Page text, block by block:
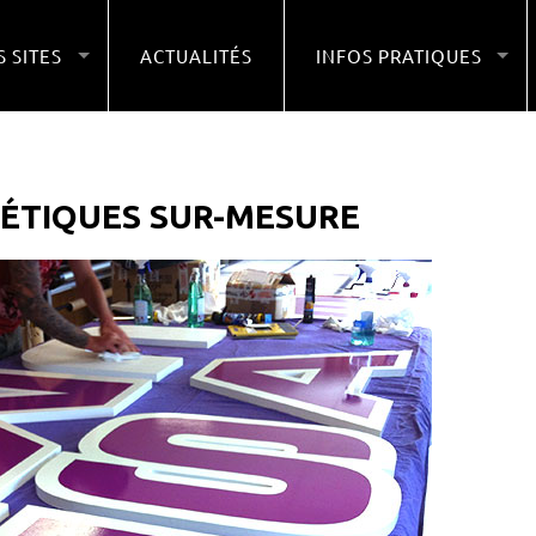
SITES ACTUALITÉS INFOS PRATIQUES
SUR-MESURE